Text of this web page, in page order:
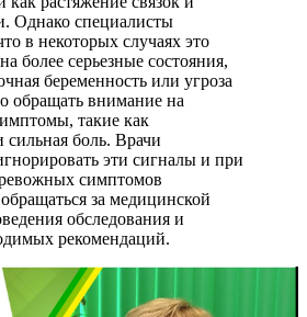
Однако специалисты
в некоторых случаях это
более серьезные состояния,
беременность или угроза
внимание на
такие как
сильная боль. Врачи
эти сигналы и при
симптомов
за медицинской
обследования и
рекомендаций.